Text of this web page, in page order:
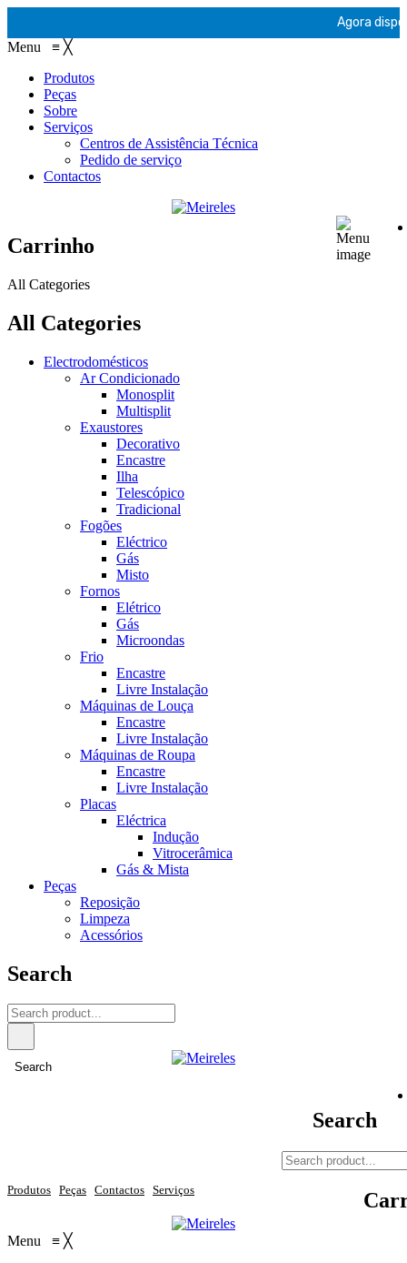
Agora
Menu ≡ ╳
Produtos
Peças
Sobre
Serviços
Centros de Assistência Técnica
Pedido de serviço
Contactos
Carrinho
All Categories
All Categories
Electrodomésticos
Ar Condicionado
Monosplit
Multisplit
Exaustores
Decorativo
Encastre
Ilha
Telescópico
Tradicional
Fogões
Eléctrico
Gás
Misto
Fornos
Elétrico
Gás
Microondas
Frio
Encastre
Livre Instalação
Máquinas de Louça
Encastre
Livre Instalação
Máquinas de Roupa
Encastre
Livre Instalação
Placas
Eléctrica
Indução
Vitrocerâmica
Gás & Mista
Peças
Reposição
Limpeza
Acessórios
Search
Search
Produtos Peças Contactos Serviços
Search
Menu ≡ ╳